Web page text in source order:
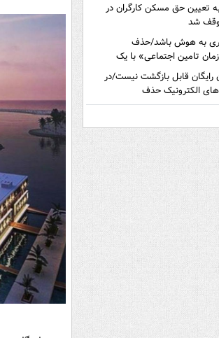
تعیین حق مسکن کارگران در
به هوش باشد/حذف
تامین اجتماعی» با یک
رایگان قابل بازگشت نیست/در
الکترونیک حذف
اشتباه مضاعف است